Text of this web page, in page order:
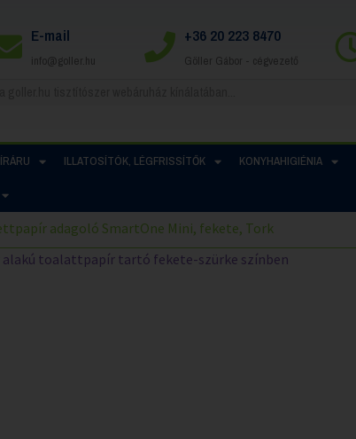
E-mail
info@goller.hu
+36 20 223 8470
Göller Gábor - cégvezető
ILLATOSÍTÓK, LÉGFRISSÍTŐK KONYHAHIGIÉNIA
adagoló SmartOne Mini, fekete, Tork